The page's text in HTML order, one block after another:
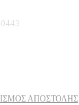
ΑΠΟΣΤΟΛΗΣ